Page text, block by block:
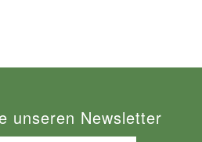
unseren Newsletter